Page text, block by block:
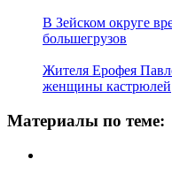
В Зейском округе
большегрузов
Жителя Ерофея
женщины кастрюлей
Материалы по теме: